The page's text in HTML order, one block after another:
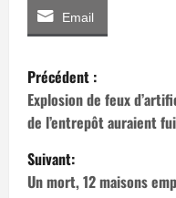
Email
N
a
v
i
Précédent :
Explosion de feux
de l’entrepôt auraient
Suivant:
Un mort, 12 maisons